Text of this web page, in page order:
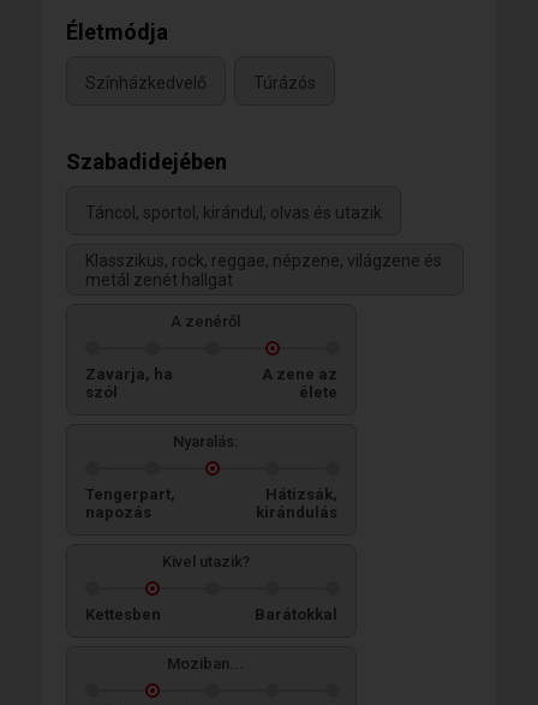
Életmódja
Színházkedvelő Túrázós
Szabadidejében
Táncol, sportol, kirándul, olvas és utazik
Klasszikus, rock, reggae, népzene, világzene és
metál zenét hallgat
A zenéről
Zavarja, ha
szól
A zene az
élete
Nyaralás:
Tengerpart,
napozás
Hátizsák,
kirándulás
Kivel utazik?
Kettesben Barátokkal
Moziban...